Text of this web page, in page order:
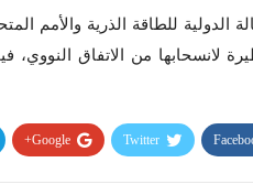
الدولية للطاقة الذرية والأمم
لانسحابها من الاتفاق
Twitter
Google+